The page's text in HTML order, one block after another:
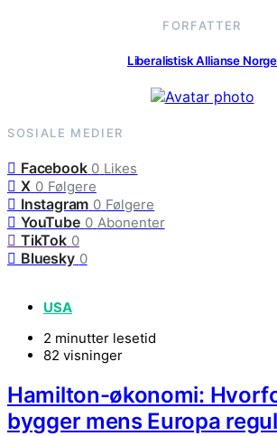
FORFATTER
Liberalistisk Allianse Norge
SOSIALE MEDIER
Facebook 0 Likes
X 0 Følgere
Instagram 0 Følgere
YouTube 0 Abonenter
TikTok 0
Bluesky 0
USA
2 minutter lesetid
82 visninger
Hamilton-økonomi:
bygger mens Europa